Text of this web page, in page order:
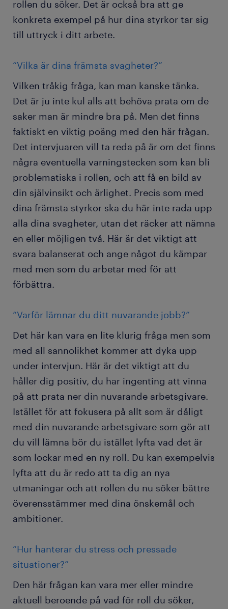
rollen du söker. Det är också bra att ge
konkreta exempel på hur dina styrkor tar sig
till uttryck i ditt arbete.
“Vilka är dina främsta svagheter?”
Vilken tråkig fråga, kan man kanske tänka.
Det är ju inte kul alls att behöva prata om de
saker man är mindre bra på. Men det finns
faktiskt en viktig poäng med den här frågan.
Det intervjuaren vill ta reda på är om det finns
några eventuella varningstecken som kan bli
problematiska i rollen, och att få en bild av
din självinsikt och ärlighet. Precis som med
dina främsta styrkor ska du här inte rada upp
alla dina svagheter, utan det räcker att nämna
en eller möjligen två. Här är det viktigt att
svara balanserat och ange något du kämpar
med men som du arbetar med för att
förbättra.
“Varför lämnar du ditt nuvarande jobb?”
Det här kan vara en lite klurig fråga men som
med all sannolikhet kommer att dyka upp
under intervjun. Här är det viktigt att du
håller dig positiv, du har ingenting att vinna
på att prata ner din nuvarande arbetsgivare.
Istället för att fokusera på allt som är dåligt
med din nuvarande arbetsgivare som gör att
du vill lämna bör du istället lyfta vad det är
som lockar med en ny roll. Du kan exempelvis
lyfta att du är redo att ta dig an nya
utmaningar och att rollen du nu söker bättre
överensstämmer med dina önskemål och
ambitioner.
“Hur hanterar du stress och pressade
situationer?”
Den här frågan kan vara mer eller mindre
aktuell beroende på vad för roll du söker,